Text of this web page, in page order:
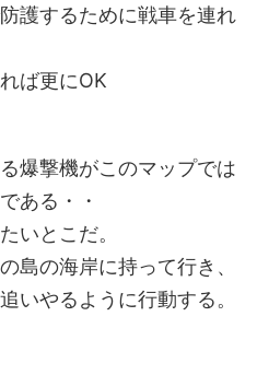
護するために戦車を連れ
ば更にOK
爆撃機がこのマップでは
ある・・
いとこだ。
島の海岸に持って行き、
いやるように行動する。